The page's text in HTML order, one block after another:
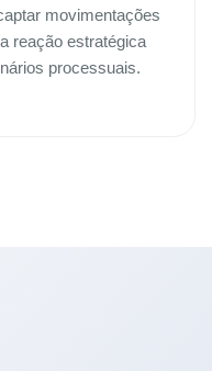
movimentações
reação estratégica
processuais.